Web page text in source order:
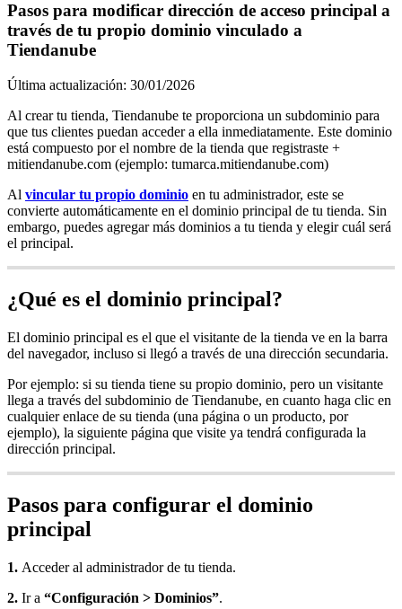
Pasos para modificar dirección de acceso principal a
través de tu propio dominio vinculado a
Tiendanube
Última actualización: 30/01/2026
Al crear tu tienda, Tiendanube te proporciona un subdominio para
que tus clientes puedan acceder a ella inmediatamente. Este dominio
está compuesto por el nombre de la tienda que registraste +
mitiendanube.com (ejemplo: tumarca.mitiendanube.com)
Al vincular tu propio dominio en tu administrador, este se
convierte automáticamente en el dominio principal de tu tienda. Sin
embargo, puedes agregar más dominios a tu tienda y elegir cuál será
el principal.
¿Qué es el dominio principal?
El dominio principal es el que el visitante de la tienda ve en la barra
del navegador, incluso si llegó a través de una dirección secundaria.
Por ejemplo: si su tienda tiene su propio dominio, pero un visitante
llega a través del subdominio de Tiendanube, en cuanto haga clic en
cualquier enlace de su tienda (una página o un producto, por
ejemplo), la siguiente página que visite ya tendrá configurada la
dirección principal.
Pasos para configurar el dominio
principal
1. Acceder al administrador de tu tienda.
2. Ir a “Configuración > Dominios”.